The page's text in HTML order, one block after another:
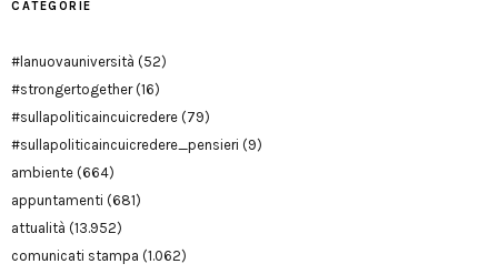
CATEGORIE
#lanuovauniversità (52)
#strongertogether(16)
#sullapoliticaincuicredere (79)
#sullapoliticaincuicredere_pensieri (9)
ambiente (664)
appuntamenti (681)
attualità (13.952)
comunicati stampa (1.062)